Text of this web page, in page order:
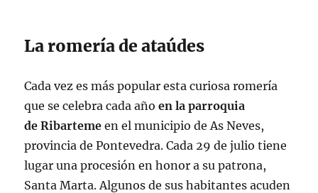
La romería de ataúdes
Cada vez es más popular esta curiosa romería
que se celebra cada año en la parroquia
de Ribartemeen el municipio de As Neves,
provincia de Pontevedra. Cada 29 de julio tiene
lugar una procesión en honor a su patrona,
Santa Marta. Algunos de sus habitantes acuden